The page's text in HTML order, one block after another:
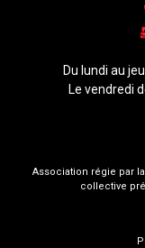
Du lundi au
Le vendredi
Association régie par
collective